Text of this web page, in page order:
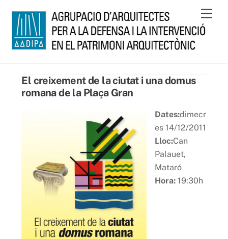
content
El creixement de la ciutat i una domus
romana de la Plaça Gran
Dates:dimecr
es 14/12/2011
Lloc:Can
Palauet,
Mataró
Hora: 19:30h